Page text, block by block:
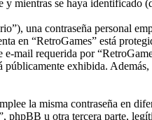
mientras se haya identificado
una contraseña personal
en “RetroGames” está
mail requerida por
exhibida.
la misma contraseña en
u otra tercera parte,